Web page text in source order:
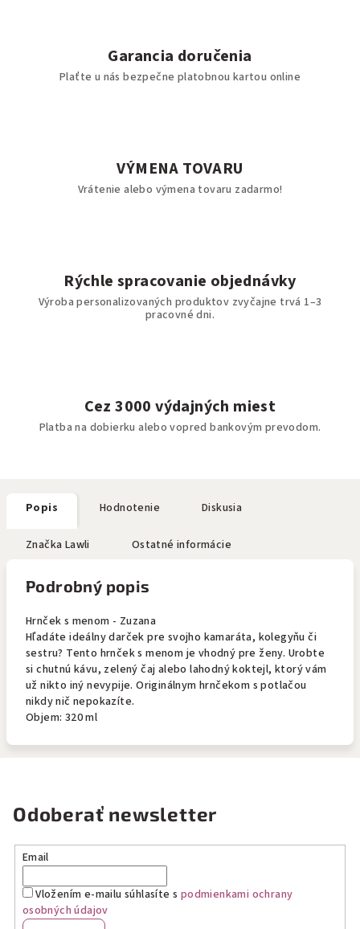
Garancia doručenia
Plaťte u nás bezpečne platobnou kartou online
VÝMENA TOVARU
Vrátenie alebo výmena tovaru zadarmo!
Rýchle spracovanie objednávky
Výroba personalizovaných produktov zvyčajne trvá 1–3
pracovné dni.
Cez 3000 výdajných miest
Platba na dobierku alebo vopred bankovým prevodom.
Popis Hodnotenie Diskusia
Značka Lawli Ostatné informácie
Podrobný popis
Hrnček s menom - Zuzana
Hľadáte ideálny darček pre svojho kamaráta, kolegyňu či
sestru? Tento hrnček s menom je vhodný pre ženy. Urobte
si chutnú kávu, zelený čaj alebo lahodný koktejl, ktorý vám
už nikto iný nevypije. Originálnym hrnčekom s potlačou
nikdy nič nepokazíte.
Objem: 320 ml
Odoberať newsletter
Email
Vložením e-mailu súhlasíte s podmienkami ochrany
osobných údajov